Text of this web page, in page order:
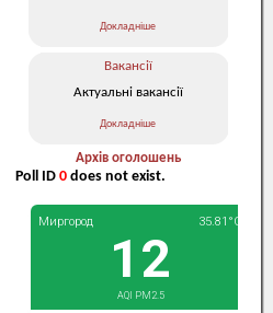
Докладніше
Вакансії
Актуальні вакансії
Докладніше
Архів оголошень
Poll ID 0 does not exist.